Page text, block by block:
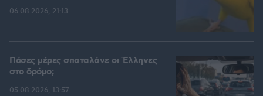
06.08.2026, 21:13
Πόσες μέρες σπαταλάνε οι Έλληνες
στο δρόμο;
05.08.2026, 13:57